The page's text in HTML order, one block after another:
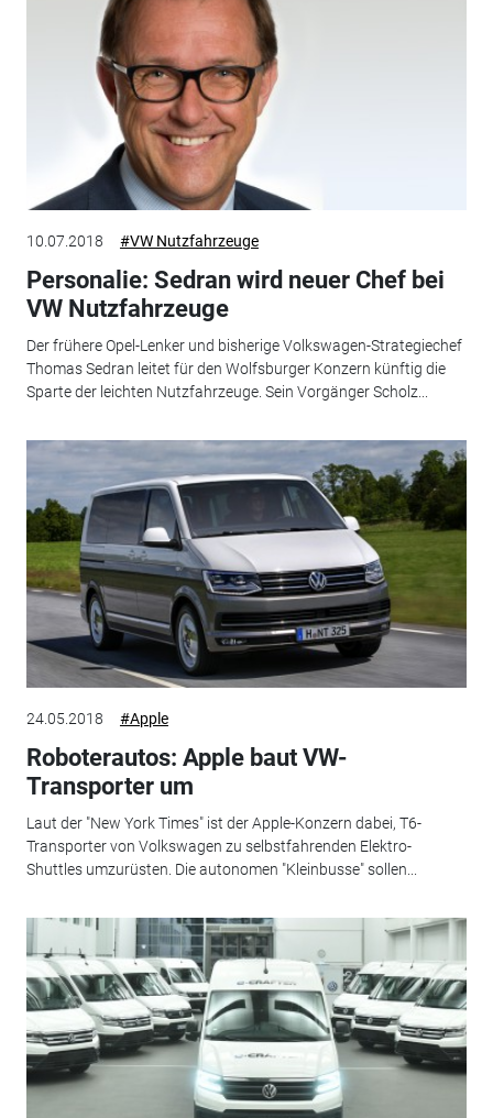
10.07.2018 #VW Nutzfahrzeuge
Personalie: Sedran wird neuer Chef bei
VW Nutzfahrzeuge
Der frühere Opel-Lenker und bisherige Volkswagen-Strategiechef
Thomas Sedran leitet für den Wolfsburger Konzern künftig die
Sparte der leichten Nutzfahrzeuge. Sein Vorgänger Scholz...
24.05.2018 #Apple
Roboterautos: Apple baut VW-
Transporter um
Laut der "New York Times" ist der Apple-Konzern dabei, T6-
Transporter von Volkswagen zu selbstfahrenden Elektro-
Shuttles umzurüsten. Die autonomen "Kleinbusse" sollen...